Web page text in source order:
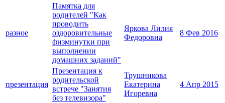
разное
Памятка для
родителей "Как
проводить
оздоровительные
физминутки при
выполнении
домашних заданий"
Яркова Лилия
Федоровна
8 Фев 2016
презентация
Презентация к
родительской
встрече "Занятия
без телевизора"
Трушникова
Екатерина
Игоревна
4 Апр 2015